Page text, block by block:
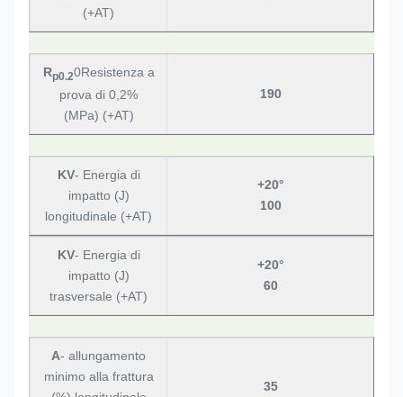
(+AT)
Rp0.20Resistenza a
prova di 0,2%
(MPa) (+AT)
190
KV- Energia di
impatto (J)
longitudinale (+AT)
+20°
100
KV- Energia di
impatto (J)
trasversale (+AT)
+20°
60
A- allungamento
minimo alla frattura
35